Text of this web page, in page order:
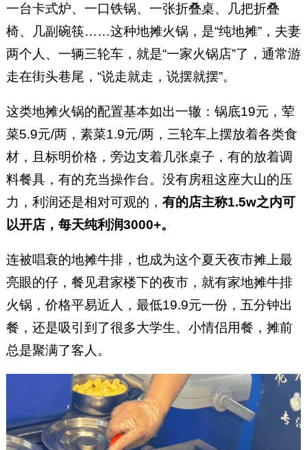
一台卡式炉、一口铁锅、一张折叠桌、几把折叠
椅、几副碗筷……这种地摊火锅，是“纯地摊”，夫妻
两个人、一辆三轮车，就是“一家火锅店”了，通常游
走在街头巷尾，“说走就走，说摆就摆”。
这类地摊火锅的配置基本如出一辙：锅底19元，荤
菜5.9元/两，素菜1.9元/两，三轮车上摆放着各类食
材，且标明价格，旁边支着几张桌子，有的放着调
料餐具，有的充当操作台。没有房租这座大山的压
力，利润还是相对可观的， 有的店主称1.5w之内可
以开店，每天纯利润3000+。
连被唱衰的地摊牛排，也成为这个夏天夜市摊上最
亮眼的仔，餐见君家楼下的夜市，就有家地摊牛排
火锅，价格平易近人，最低19.9元一份，五分钟出
餐，还是吸引到了很多大学生、小情侣用餐，摊前
总是聚满了客人。